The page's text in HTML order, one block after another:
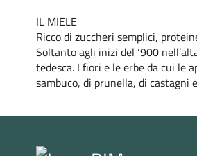
IL MIELE
Ricco di zuccheri semplici,
Soltanto agli inizi del ‘900
tedesca. I fiori e le erbe da cui le
sambuco, di prunella, di castagni